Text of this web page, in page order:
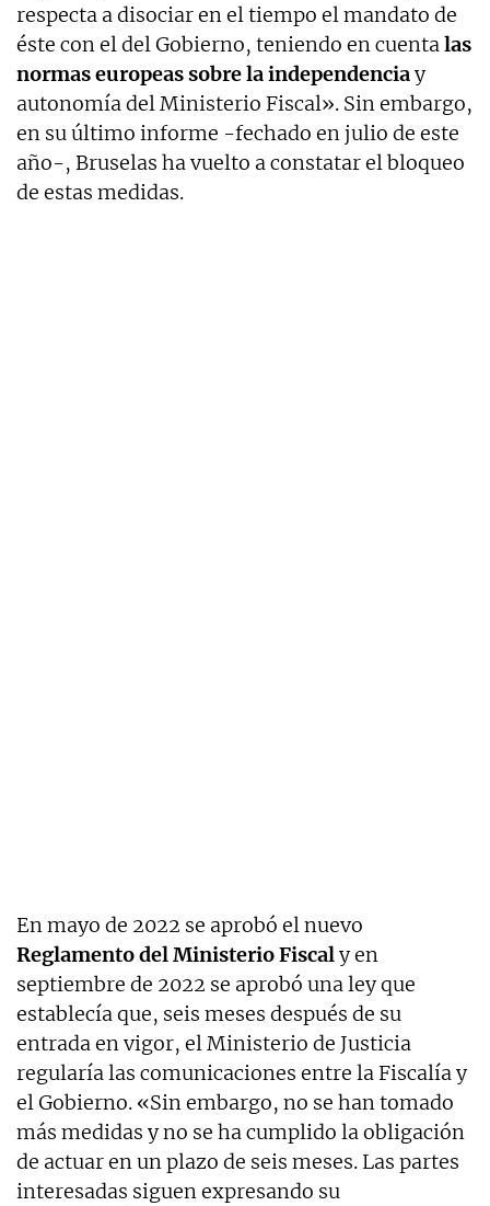
respecta a disociar en el tiempo el mandato de
éste con el del Gobierno, teniendo en cuentalas
normas europeas sobre la independenciay
autonomía del Ministerio Fiscal». Sin embargo,
en su último informe -fechado en julio de este
año-, Bruselas ha vuelto a constatar el bloqueo
de estas medidas.
En mayo de 2022 se aprobó el nuevo
Reglamento del Ministerio Fiscaly en
septiembre de 2022 se aprobó una ley que
establecía que, seis meses después de su
entrada en vigor, el Ministerio de Justicia
regularía las comunicaciones entre la Fiscalía y
el Gobierno. «Sin embargo, no se han tomado
más medidas y no se ha cumplido la obligación
de actuar en un plazo de seis meses. Las partes
interesadas siguen expresando su